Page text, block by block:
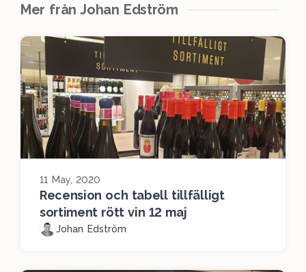
Mer från Johan Edström
11 May, 2020
Recension och tabell tillfälligt
sortiment rött vin 12 maj
Johan Edström